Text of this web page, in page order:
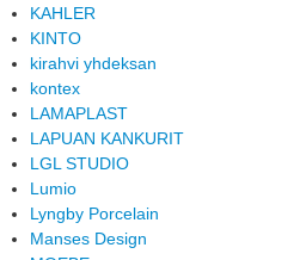
KAHLER
KINTO
kirahvi yhdeksan
kontex
LAMAPLAST
LAPUAN KANKURIT
LGL STUDIO
Lumio
Lyngby Porcelain
Manses Design